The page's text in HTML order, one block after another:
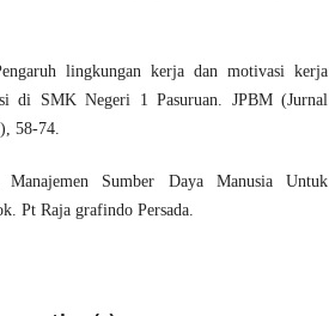
lingkungan kerja dan motivasi kerja
di SMK Negeri 1 Pasuruan. JPBM (Jurnal
58-74.
Sumber Daya Manusia Untuk
Pt Raja grafindo Persada.